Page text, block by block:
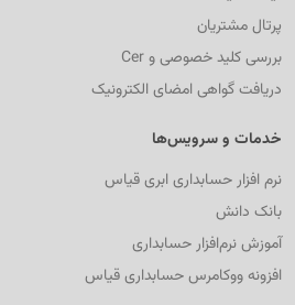
پرتال مشتریان
بررسی کلید خصوصی و Cer
دریافت گواهی امضای الکترونیک
خدمات و سرویس‌ها
نرم افزار حسابداری ابری قیاس
بانک دانش
آموزش نرم‌افزار حسابداری
افزونه ووکامرس حسابداری قیاس